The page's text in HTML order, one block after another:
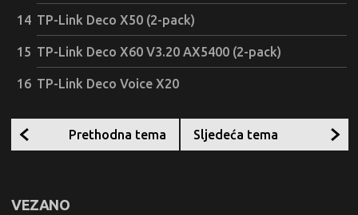
TP-Link Deco X50 (2-pack)
TP-Link Deco X60 V3.20 AX5400 (2-pack)
TP-Link Deco Voice X20
Prethodna tema Sljedeća tema
VEZANO